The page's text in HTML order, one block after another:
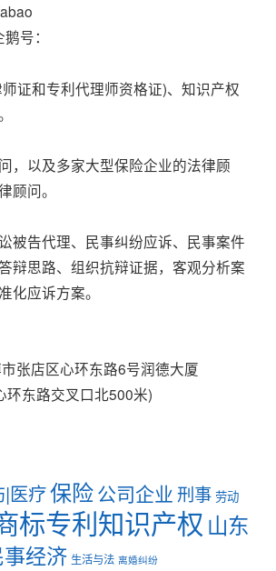
号：
证和专利代理师资格证)、知识产权
，以及多家大型保险企业的法律顾
顾问。
被告代理、民事纠纷应诉、民事案件
辩思路、组织抗辩证据，客观分析案
化应诉方案。
张店区心环东路6号润德大厦
环东路交叉口北500米)
|医疗保险公司企业刑事 劳动
标专利知识产权 山东
事经济 生活与法 离婚纠纷